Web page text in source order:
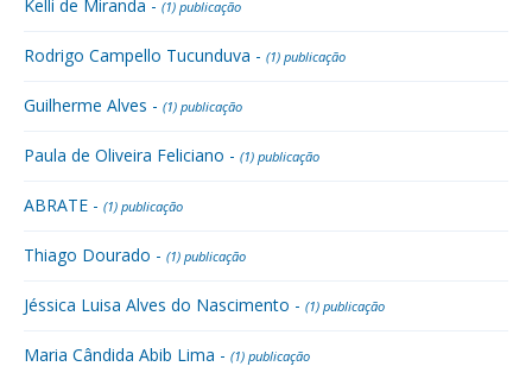
Kelli de Miranda - (1) publicação
Rodrigo Campello Tucunduva - (1) publicação
Guilherme Alves - (1) publicação
Paula de Oliveira Feliciano - (1) publicação
ABRATE - (1) publicação
Thiago Dourado - (1) publicação
Jéssica Luisa Alves do Nascimento - (1) publicação
Maria Cândida Abib Lima - (1) publicação